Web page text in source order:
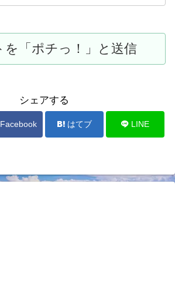
シェアする
Facebook はてブ LINE